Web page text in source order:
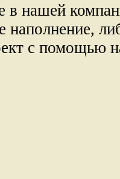
в нашей
наполнение,
с помощью